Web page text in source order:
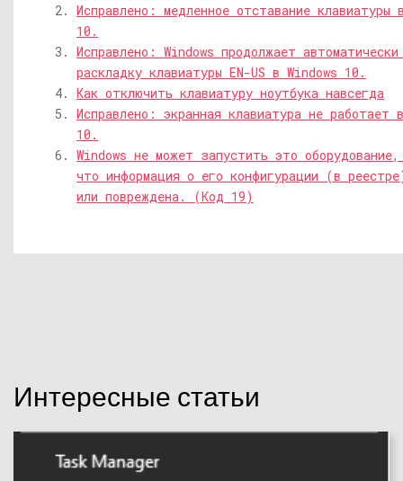
Исправлено: медленное отставание клавиатуры
10.
Исправлено: Windows продолжает
раскладку клавиатуры EN-US в Windows 10.
Как отключить клавиатуру ноутбука навсегда
Исправлено: экранная клавиатура не работает
10.
Windows не может запустить это
что информация о его конфигурации (в
или повреждена. (Код 19)
Интересные статьи